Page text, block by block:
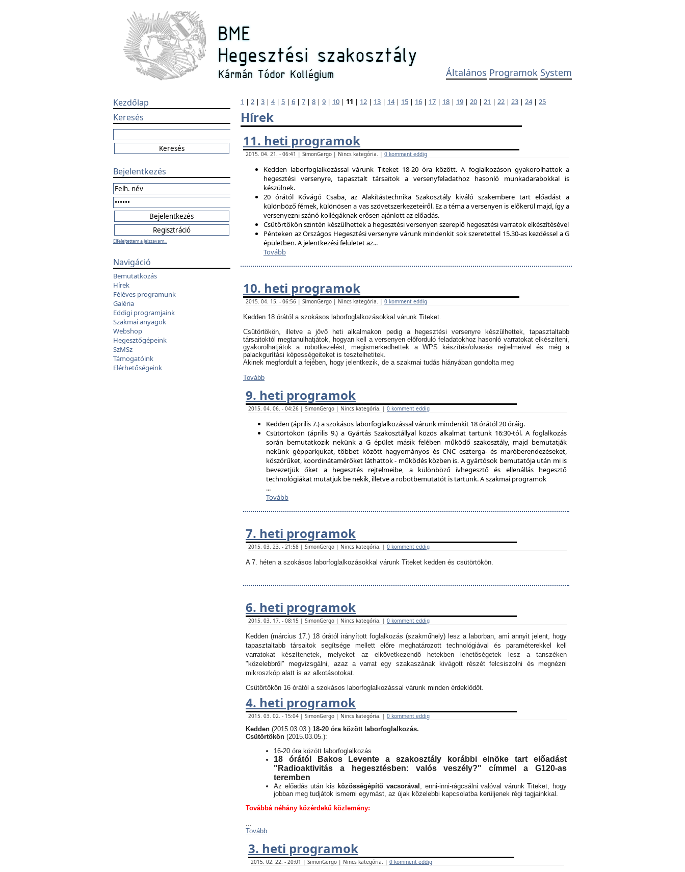
Általános Programok System
Kezdőlap
Keresés
Bejelentkezés
Elfelejtettem a jelszavam...
Navigáció
Bemutatkozás
Hírek
Féléves programunk
Galéria
Eddigi programjaink
Szakmai anyagok
Webshop
Hegesztőgépeink
SzMSz
Támogatóink
Elérhetőségeink
1 | 2 | 3 | 4| 5 | 6 | 7 | 8 | 9 | 10 | 11 | 12 | 13 | 14| 15 | 16 | 17 | 18 | 19 | 20 | 21 | 22 | 23 | 24| 25
Hírek
11. heti programok
2015. 04. 21. - 06:41 | SimonGergo | Nincs kategória. | 0 komment eddig
Kedden laborfoglalkozással várunk Titeket 18-20 óra között. A foglalkozáson gyakorolhattok a
hegesztési versenyre, tapasztalt társaitok a versenyfeladathoz hasonló munkadarabokkal is
készülnek.
20 órától Kővágó Csaba, az Alakítástechnika Szakosztály kiváló szakembere tart előadást a
különböző fémek, különösen a vas szövetszerkezeteiről. Ez a téma a versenyen is előkerül majd, így a
versenyezni szánó kollégáknak erősen ajánlott az előadás.
Csütörtökön szintén készülhettek a hegesztési versenyen szereplő hegesztési varratok elkészítésével
Pénteken az Országos Hegesztési versenyre várunk mindenkit sok szeretettel 15.30-as kezdéssel a G
épületben. A jelentkezési felületet az...
Tovább
10. heti programok
2015. 04. 15. - 06:56 | SimonGergo | Nincs kategória. | 0 komment eddig
Kedden 18 órától a szokásos laborfoglalkozásokkal várunk Titeket.
Csütörtökön, illetve a jövő heti alkalmakon pedig a hegesztési versenyre készülhettek, tapasztaltabb
társaitoktól megtanulhatjátok, hogyan kell a versenyen előforduló feladatokhoz hasonló varratokat elkészíteni,
gyakorolhatjátok a robotkezelést, megismerkedhettek a WPS készítés/olvasás rejtelmeivel és még a
palackgurítási képességeiteket is tesztelhetitek.
Akinek megfordult a fejében, hogy jelentkezik, de a szakmai tudás hiányában gondolta meg
...
Tovább
9. heti programok
2015. 04. 06. - 04:26 | SimonGergo | Nincs kategória. | 0 komment eddig
Kedden (április 7.) a szokásos laborfoglalkozással várunk mindenkit 18 órától 20 óráig.
Csütörtökön (április 9.) a Gyártás Szakosztállyal közös alkalmat tartunk 16:30-tól. A foglalkozás
során bemutatkozik nekünk a G épület másik felében működő szakosztály, majd bemutatják
nekünk gépparkjukat, többet között hagyományos és CNC eszterga- és maróberendezéseket,
köszörűket, koordinátamérőket láthattok - működés közben is. A gyártósok bemutatója után mi is
bevezetjük őket a hegesztés rejtelmeibe, a különböző ívhegesztő és ellenállás hegesztő
technológiákat mutatjuk be nekik, illetve a robotbemutatót is tartunk. A szakmai programok
...
Tovább
7. heti programok
2015. 03. 23. - 21:58 | SimonGergo | Nincs kategória. | 0 komment eddig
A 7. héten a szokásos laborfoglalkozásokkal várunk Titeket kedden és csütörtökön.
6. heti programok
2015. 03. 17. - 08:15 | SimonGergo | Nincs kategória. | 0 komment eddig
Kedden (március 17.) 18 órától irányított foglalkozás (szakműhely) lesz a laborban, ami annyit jelent, hogy
tapasztaltabb társaitok segítsége mellett előre meghatározott technológiával és paraméterekkel kell
varratokat készítenetek, melyeket az elkövetkezendő hetekben lehetőségetek lesz a tanszéken
"közelebbről" megvizsgálni, azaz a varrat egy szakaszának kivágott részét felcsiszolni és megnézni
mikroszkóp alatt is az alkotásotokat.
Csütörtökön 16 órától a szokásos laborfoglalkozással várunk minden érdeklődőt.
4. heti programok
2015. 03. 02. - 15:04 | SimonGergo | Nincs kategória. | 0 komment eddig
Kedden (2015.03.03.) 18-20 óra között laborfoglalkozás.
Csütörtökön (2015.03.05.):
16-20 óra között laborfoglalkozás
18 órától Bakos Levente a szakosztály korábbi elnöke tart előadást
"Radioaktivitás a hegesztésben: valós veszély?" címmel a G120-as
teremben
Az előadás után kis közösségépítő vacsorával , enni-inni-rágcsálni valóval várunk Titeket, hogy
jobban meg tudjátok ismerni egymást, az újak közelebbi kapcsolatba kerüljenek régi tagjainkkal.
Továbbá néhány közérdekű közlemény:
...
Tovább
3. heti programok
2015. 02. 22. - 20:01 | SimonGergo | Nincs kategória. | 0 komment eddig